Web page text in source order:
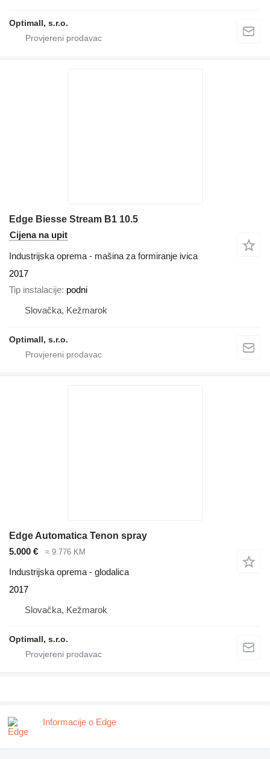
Optimall, s.r.o.
Edge Biesse Stream B1 10.5
Cijena na upit
Industrijska oprema - mašina za formiranje ivica
2017
Tip instalacije podni
Slovačka, Kežmarok
Optimall, s.r.o.
Edge Automatica Tenon spray
5.000 €
≈ 9.776 KM
Industrijska oprema - glodalica
2017
Slovačka, Kežmarok
Optimall, s.r.o.
Informacije o Edge